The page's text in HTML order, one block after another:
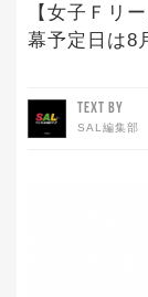
【女子Ｆリ
幕予定日は8
TEXT BY
SAL編集部